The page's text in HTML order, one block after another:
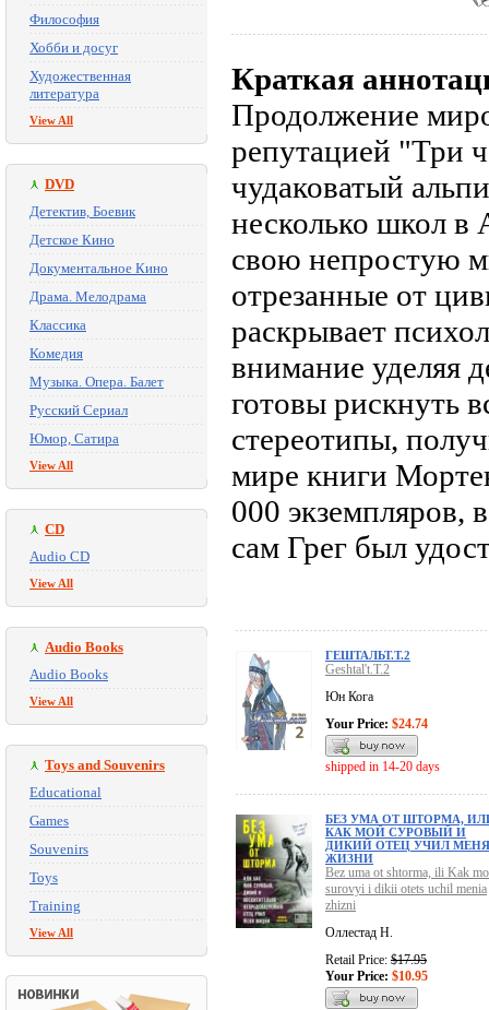
Философия
Хобби и досуг
Художественная
литература
View All
DVD
Детектив, Боевик
Детское Кино
Документальное Кино
Драма. Мелодрама
Классика
Комедия
Музыка. Опера. Балет
Русский Сериал
Юмор, Сатира
View All
CD
Audio CD
View All
Audio Books
Audio Books
View All
Toys and Souvenirs
Educational
Games
Souvenirs
Toys
Training
View All
Краткая
Продолжение
репутацией "Три
чудаковатый
несколько школ в
свою непростую
отрезанные от
раскрывает
внимание уделяя
готовы рискнуть
стереотипы,
мире книги
000 экземпляров,
сам Грег был
ГЕШТАЛЬТ.Т.2
Geshtal't.T.2
Юн Кога
Your Price: $24.74
shipped in 14-20 days
БЕЗ УМА ОТ ШТОРМА,
КАК МОЙ СУРОВЫЙ И
ДИКИЙ ОТЕЦ УЧИЛ МЕНЯ
ЖИЗНИ
Bez uma ot shtorma, ili Kak
surovyi i dikii otets uchil menia
zhizni
Оллестад Н.
Retail Price: $17.95
Your Price: $10.95